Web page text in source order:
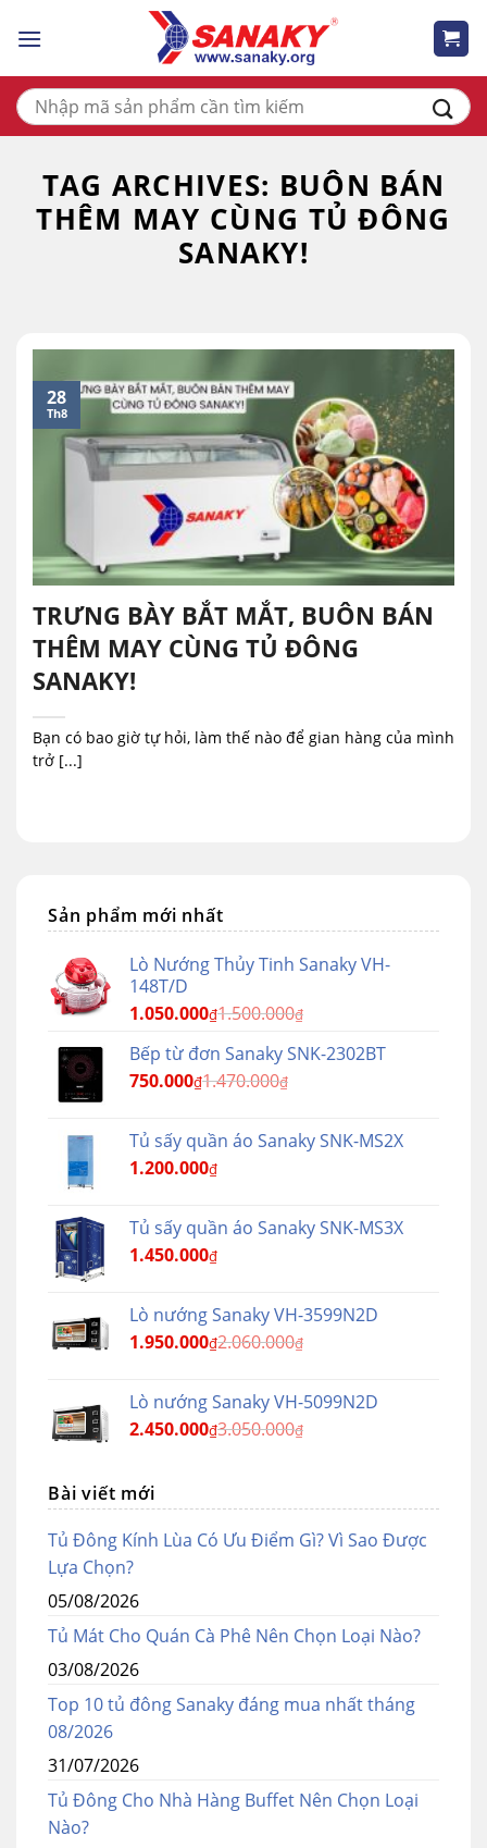
Tìm
kiếm:
TAG ARCHIVES: BUÔN BÁN
THÊM MAY CÙNG TỦ ĐÔNG
SANAKY!
TRƯNG BÀY BẮT MẮT, BUÔN BÁN
THÊM MAY CÙNG TỦ ĐÔNG
SANAKY!
Bạn có bao giờ tự hỏi, làm thế nào để gian hàng của mình
trở [...]
28
Th8
Sản phẩm mới nhất
Lò Nướng Thủy Tinh Sanaky VH-
148T/D
1.050.000₫1.500.000₫
Bếp từ đơn Sanaky SNK-2302BT
750.000₫1.470.000₫
Tủ sấy quần áo Sanaky SNK-MS2X
1.200.000₫
Tủ sấy quần áo Sanaky SNK-MS3X
1.450.000₫
Lò nướng Sanaky VH-3599N2D
1.950.000₫2.060.000₫
Lò nướng Sanaky VH-5099N2D
2.450.000₫3.050.000₫
Bài viết mới
Tủ Đông Kính Lùa Có Ưu Điểm Gì? Vì Sao Được
Lựa Chọn?
05/08/2026
Tủ Mát Cho Quán Cà Phê Nên Chọn Loại Nào?
03/08/2026
Top 10 tủ đông Sanaky đáng mua nhất tháng
08/2026
31/07/2026
Tủ Đông Cho Nhà Hàng Buffet Nên Chọn Loại
Nào?